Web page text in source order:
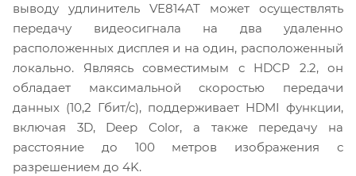
выводу удлинитель VE814AT может осуществлять
передачу видеосигнала на два удаленно
расположенных дисплея и на один, расположенный
локально. Являясь совместимым с HDCP 2.2, он
обладает максимальной скоростью передачи
данных (10,2 Гбит/с), поддерживает HDMI функции,
включая 3D, Deep Color, а также передачу на
расстояние до 100 метров изображения с
разрешением до 4K.